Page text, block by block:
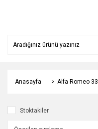
Anasayfa Alfa Romeo 33
Stoktakiler